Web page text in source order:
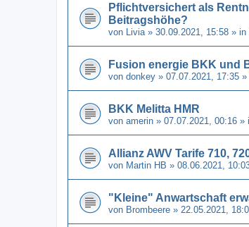
Pflichtversichert als
Beitragshöhe?
von Livia » 30.09.2021, 15:58 » in
Fusion energie BKK und
von donkey » 07.07.2021, 17:35 »
BKK Melitta HMR
von amerin » 07.07.2021, 00:16 »
Allianz AWV Tarife 710,
von Martin HB » 08.06.2021,
"Kleine" Anwartschaft
von Brombeere » 22.05.2021,